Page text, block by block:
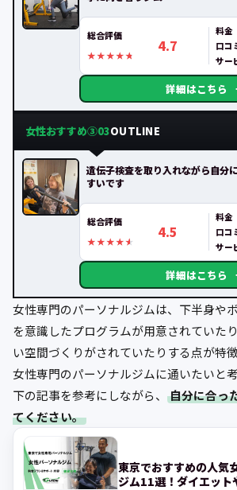
総合評価
4.7
料金
口コ
サー
詳細はこちら
女性おすすめ③03OUTLINE
遺伝子検査を取り入れながら自分
すいです
総合評価
4.5
料金
口コ
サー
詳細はこちら
女性専門のパーソナルジムは、下半身や
を意識したプログラムが用意されていた
い空間づくりがされていたりする点が特徴
女性専門のパーソナルジムに通いたいと
下の記事を参考にしながら、
自分に合っ
てください。
東京でおすすめの人気
ジム11選！ダイエット